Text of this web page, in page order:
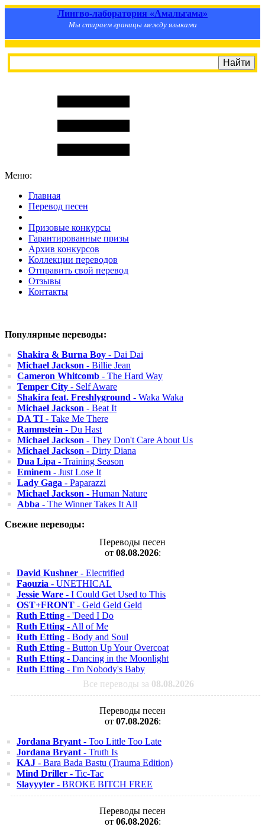
Лингво-лаборатория «Амальгама»
Мы стираем границы между языками
Меню:
Главная
Перевод песен
Призовые конкурсы
Гарантированные призы
Архив конкурсов
Коллекции переводов
Отправить свой перевод
Отзывы
Контакты
Популярные переводы:
Shakira & Burna Boy - Dai Dai
Michael Jackson - Billie Jean
Cameron Whitcomb - The Hard Way
Temper City - Self Aware
Shakira feat. Freshlyground - Waka Waka
Michael Jackson - Beat It
DA TI - Take Me There
Rammstein - Du Hast
Michael Jackson - They Don't Care About Us
Michael Jackson - Dirty Diana
Dua Lipa - Training Season
Eminem - Just Lose It
Lady Gaga - Paparazzi
Michael Jackson - Human Nature
Abba - The Winner Takes It All
Свежие переводы:
Переводы песен
от 08.08.2026:
David Kushner - Electrified
Faouzia - UNETHICAL
Jessie Ware - I Could Get Used to This
OST+FRONT - Geld Geld Geld
Ruth Etting - 'Deed I Do
Ruth Etting - All of Me
Ruth Etting - Body and Soul
Ruth Etting - Button Up Your Overcoat
Ruth Etting - Dancing in the Moonlight
Ruth Etting - I'm Nobody's Baby
Все переводы за 08.08.2026
Переводы песен
от 07.08.2026:
Jordana Bryant - Too Little Too Late
Jordana Bryant - Truth Is
KAJ - Bara Bada Bastu (Trauma Edition)
Mind Driller - Tic-Tac
Slayyyter - BROKE BITCH FREE
Переводы песен
от 06.08.2026: